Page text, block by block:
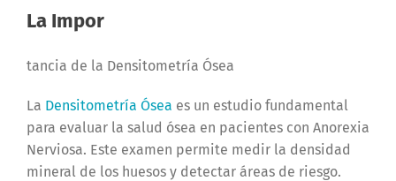
La Impor
tancia de la Densitometría Ósea
La Densitometría Ósea es un estudio fundamental
para evaluar la salud ósea en pacientes con Anorexia
Nerviosa. Este examen permite medir la densidad
mineral de los huesos y detectar áreas de riesgo.